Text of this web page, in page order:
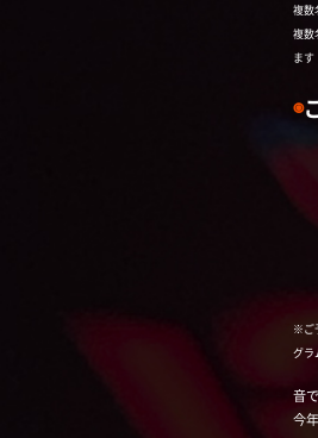
複数
複数
ます
◉
※ご
グラ
音
今